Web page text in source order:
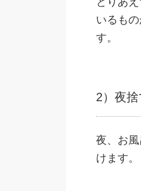
いるも
す。
2）夜捨
夜、お
けます。